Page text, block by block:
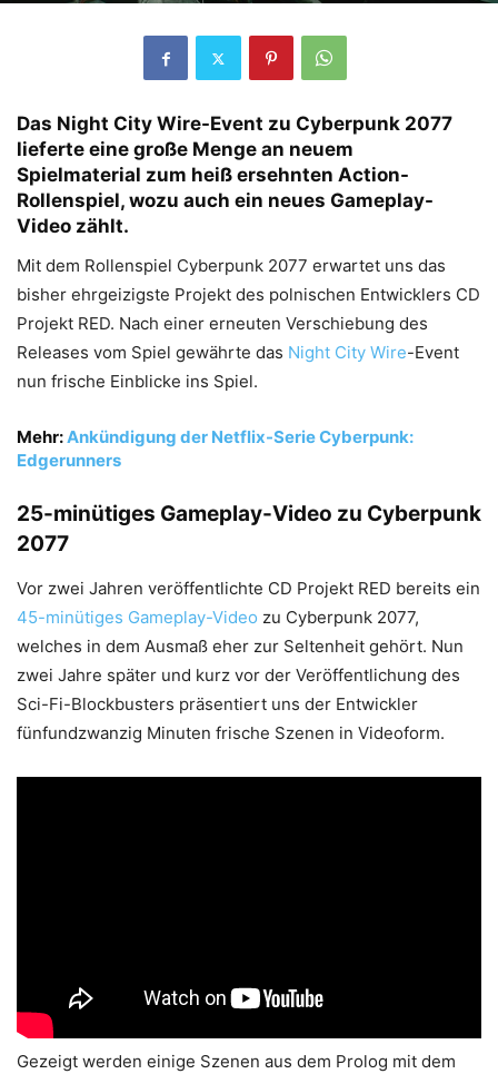
Das Night City Wire-Event zu Cyberpunk 2077
lieferte eine große Menge an neuem
Spielmaterial zum heiß ersehnten Action-
Rollenspiel, wozu auch ein neues Gameplay-
Video zählt.
Mit dem Rollenspiel Cyberpunk 2077 erwartet uns das
bisher ehrgeizigste Projekt des polnischen Entwicklers CD
Projekt RED. Nach einer erneuten Verschiebung des
Releases vom Spiel gewährte das Night City Wire-Event
nun frische Einblicke ins Spiel.
Mehr:Ankündigung der Netflix-Serie Cyberpunk:
Edgerunners
25-minütiges Gameplay-Video zu Cyberpunk
2077
Vor zwei Jahren veröffentlichte CD Projekt RED bereits ein
45-minütiges Gameplay-Video zu Cyberpunk 2077,
welches in dem Ausmaß eher zur Seltenheit gehört. Nun
zwei Jahre später und kurz vor der Veröffentlichung des
Sci-Fi-Blockbusters präsentiert uns der Entwickler
fünfundzwanzig Minuten frische Szenen in Videoform.
Gezeigt werden einige Szenen aus dem Prolog mit dem